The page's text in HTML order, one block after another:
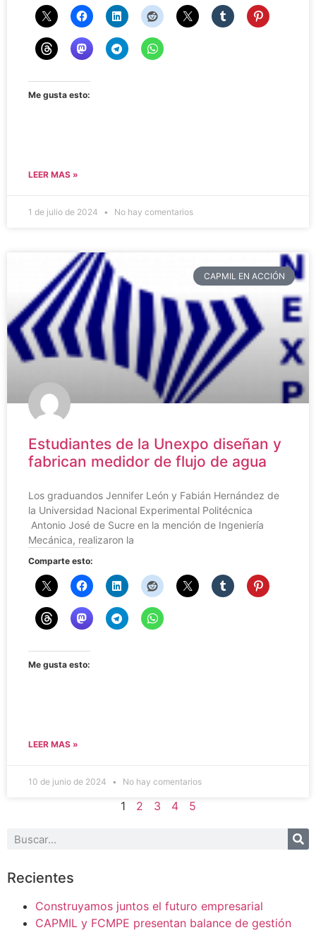
Me gusta esto:
LEER MAS »
1 de julio de 2024 No hay comentarios
CAPMIL EN ACCIÓN
Estudiantes de la Unexpo diseñan y
fabrican medidor de flujo de agua
Los graduandos Jennifer León y Fabián Hernández de
la Universidad Nacional Experimental Politécnica
Antonio José de Sucre en la mención de Ingeniería
Mecánica, realizaron la
Comparte esto:
Me gusta esto:
LEER MAS »
10 de junio de 2024 No hay comentarios
1 2 3 4 5
Recientes
Construyamos juntos el futuro empresarial
CAPMIL y FCMPE presentan balance de gestión